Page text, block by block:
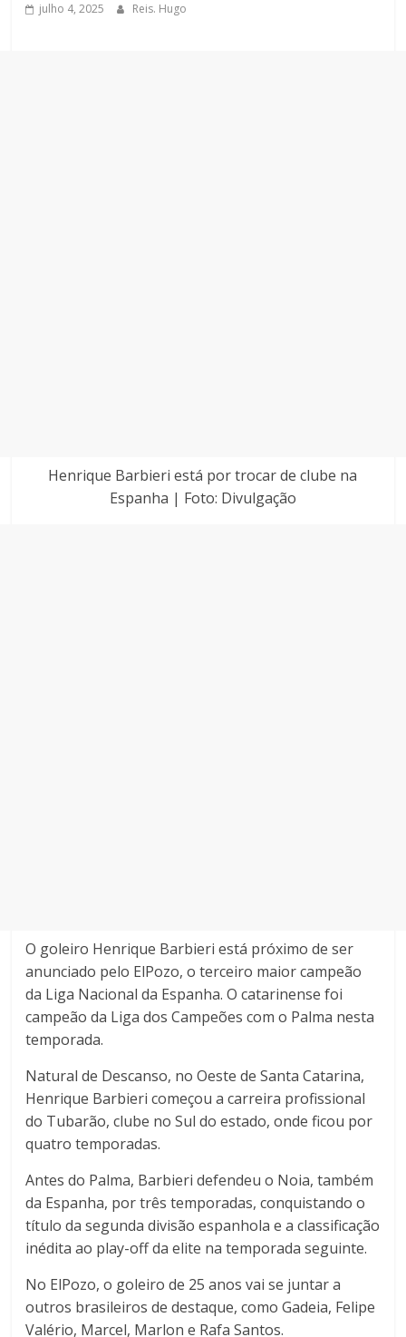
julho 4, 2025 Reis. Hugo
Henrique Barbieri está por trocar de clube na
Espanha | Foto: Divulgação
O goleiro Henrique Barbieri está próximo de ser
anunciado pelo ElPozo, o terceiro maior campeão
da Liga Nacional da Espanha. O catarinense foi
campeão da Liga dos Campeões com o Palma nesta
temporada.
Natural de Descanso, no Oeste de Santa Catarina,
Henrique Barbieri começou a carreira profissional
do Tubarão, clube no Sul do estado, onde ficou por
quatro temporadas.
Antes do Palma, Barbieri defendeu o Noia, também
da Espanha, por três temporadas, conquistando o
título da segunda divisão espanhola e a classificação
inédita ao play-off da elite na temporada seguinte.
No ElPozo, o goleiro de 25 anos vai se juntar a
outros brasileiros de destaque, como Gadeia, Felipe
Valério, Marcel, Marlon e Rafa Santos.